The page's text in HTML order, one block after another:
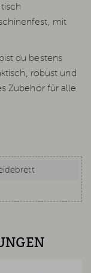
mit
du bestens
robust und
Zubehör für alle